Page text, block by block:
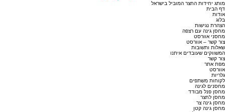
מותג יחידות החצר המוביל בישראל
דף הבית
אודות
בלוג
הצהרת נגישות
מחסן גינה עם רצפה
מחסני אוורסט
צור קשר – אוורסט
שאלות ותשובות
המשווקים שעובדים איתנו
צור קשר
מפת אתר
אוורסט
גלריות
לקוחות משתפים
מחסנים לגינה
מחסן פנל מבודד
מחסן לחצר
מחסן גינה צר
מחסן גינה קטן